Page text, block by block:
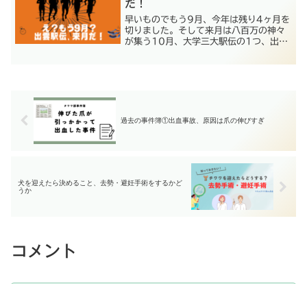
自身、言葉の重みを考えるきっかけにな
思い、まとめてみました。
レーズは「伊勢で決まる、日本一。」
だ！
早いものでもう9月、今年は残り4ヶ月を
切りました。そして来月は八百万の神々
が集う10月、大学三大駅伝の1つ、出雲
日本大学駅伝、箱根駅伝の大学三大駅伝
た。そこで、落ち着くために来月開催さ
過去の事件簿①出血事故、原因は爪の伸びすぎ
犬を迎えたら決めること、去勢・避妊手術をするかど
うか
コメント